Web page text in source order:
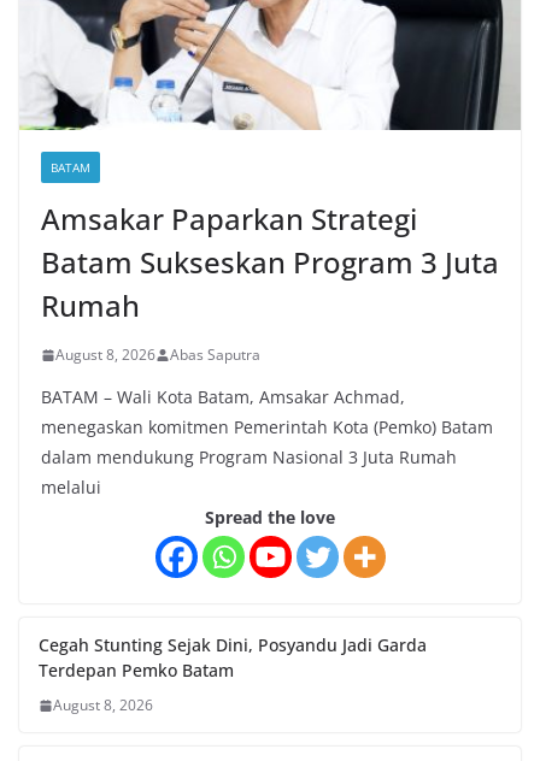
BATAM
Amsakar Paparkan Strategi
Batam Sukseskan Program 3 Juta
Rumah
August 8, 2026 Abas Saputra
BATAM – Wali Kota Batam, Amsakar Achmad,
menegaskan komitmen Pemerintah Kota (Pemko) Batam
dalam mendukung Program Nasional 3 Juta Rumah
melalui
Spread the love
Cegah Stunting Sejak Dini, Posyandu Jadi Garda
Terdepan Pemko Batam
August 8, 2026